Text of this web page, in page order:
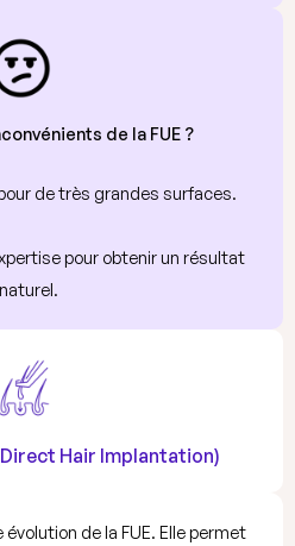
de la FUE ?
de très grandes surfaces.
pour obtenir un résultat
naturel.
Hair Implantation)
de la FUE. Elle permet